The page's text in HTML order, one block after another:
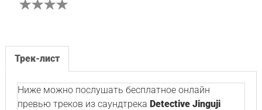
Трек-лист
Ниже можно послушать бесплатное онлайн
превью треков из саундтрека Detective Jinguji